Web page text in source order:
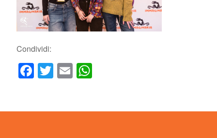
Condividi:
Facebook
Twitter
EmailWhatsApp